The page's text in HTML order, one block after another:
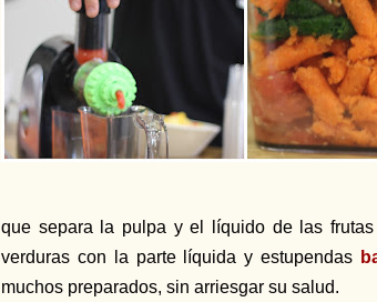
que separa la pulpa y el líquido de las
verduras con la parte líquida y estupendas
muchos preparados, sin arriesgar su salud.